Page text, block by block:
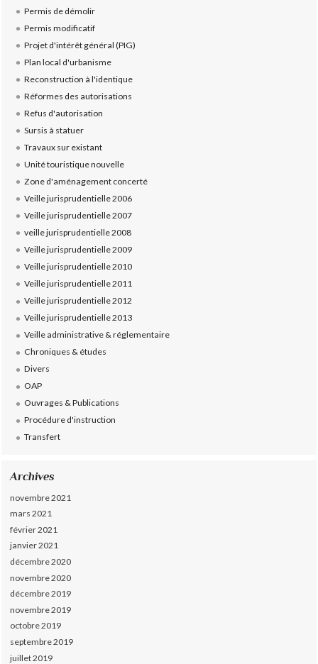
Permis de démolir
Permis modificatif
Projet d'intérêt général (PIG)
Plan local d'urbanisme
Reconstruction à l'identique
Réformes des autorisations
Refus d'autorisation
Sursis à statuer
Travaux sur existant
Unité touristique nouvelle
Zone d'aménagement concerté
Veille jurisprudentielle 2006
Veille jurisprudentielle 2007
veille jurisprudentielle 2008
Veille jurisprudentielle 2009
Veille jurisprudentielle 2010
Veille jurisprudentielle 2011
Veille jurisprudentielle 2012
Veille jurisprudentielle 2013
Veille administrative & réglementaire
Chroniques & études
Divers
OAP
Ouvrages & Publications
Procédure d'instruction
Transfert
Archives
novembre 2021
mars 2021
février 2021
janvier 2021
décembre 2020
novembre 2020
décembre 2019
novembre 2019
octobre 2019
septembre 2019
juillet 2019